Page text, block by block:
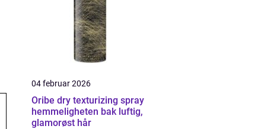
04 februar 2026
Oribe dry texturizing spray
hemmeligheten bak luftig,
glamorøst hår